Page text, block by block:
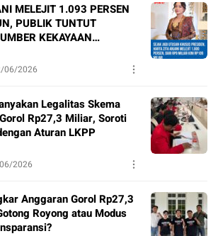
MELEJIT 1.093 PERSEN
PUBLIK TUNTUT
KEKAYAAN
06/2026
Legalitas Skema
Rp27,3 Miliar, Soroti
Aturan LKPP
2026
Anggaran Gorol Rp27,3
Royong atau Modus